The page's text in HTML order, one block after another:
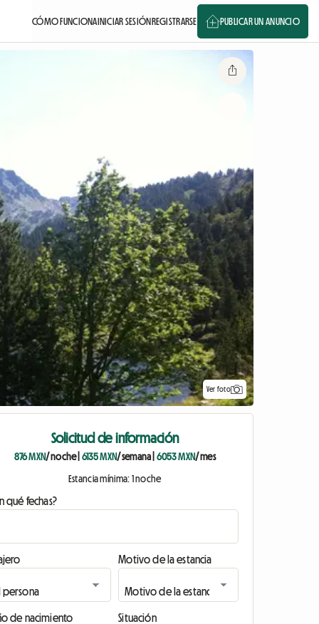
CÓMO FUNCIONAINICIAR SESIÓNREGISTRARSE PUBLICAR UN ANUNCIO
Ver foto
Solicitud de información
876 MXN/ noche| 6135 MXN/ semana 6053 MXN/ mes
Estancia mínima: 1 noche
qué fechas?
Motivo de la estancia
de nacimiento Situación